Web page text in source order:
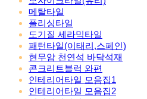
메탈타일
폴리싱타일
도기질 세라믹타일
패턴타일(이태리,스페인)
현무암 천연석 바닥석재
콘크리트블럭 와편
인테리어타일 모음집1
인테리어타일 모음집2